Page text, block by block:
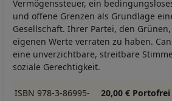
Vermögenssteuer, ein
und offene Grenzen als Grundlage
Gesellschaft. Ihrer Partei, den
eigenen Werte verraten zu haben.
eine unverzichtbare, streitbare
soziale Gerechtigkeit.
ISBN 978-3-86995-
20,00 € Portofrei